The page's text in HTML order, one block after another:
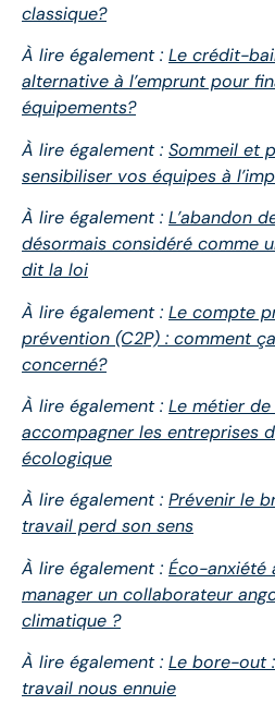
classique?
À lire également : Le crédit-
alternative à l’emprunt pour
équipements?
À lire également : Sommeil et
sensibiliser vos équipes à
À lire également : L’abandon
désormais considéré comme
dit la loi
À lire également : Le compte
prévention (C2P) : comment
concerné?
À lire également : Le métier de
accompagner les entreprises
écologique
À lire également : Prévenir le
travail perd son sens
À lire également : Éco-anxiété
manager un collaborateur
climatique ?
À lire également : Le bore-out
travail nous ennuie